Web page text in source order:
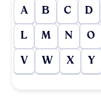
A B C D
L M N O
V W X Y